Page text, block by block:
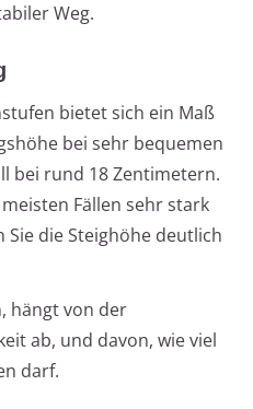
Weg.
bietet sich ein Maß
bei sehr bequemen
bei rund 18 Zentimetern.
Fällen sehr stark
die Steighöhe deutlich
hängt von der
ab, und davon, wie viel
darf.